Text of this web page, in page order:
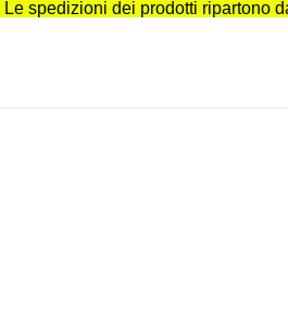
Le spedizioni dei prodotti ripartono